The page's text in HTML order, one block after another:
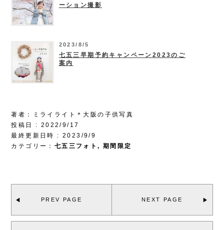
ーション撮影
2023/8/5
七五三早期予約キャンペーン2023のご
案内
著者：ミライライト＊大阪の子供写真
投稿日 : 2022/9/17
最終更新日時 : 2023/9/9
カテゴリー： 七五三フォト,期間限定
PREV PAGE NEXT PAGE